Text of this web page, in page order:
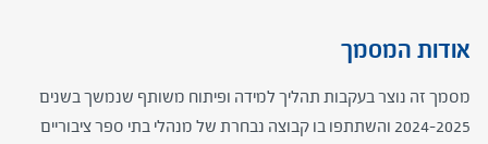
אודות המסמך
מסמך זה נוצר בעקבות תהליך למידה ופיתוח משותף שנמשך בשנים
2024-2025 והשתתפו בו קבוצה נבחרת של מנהלי בתי ספר ציבוריים